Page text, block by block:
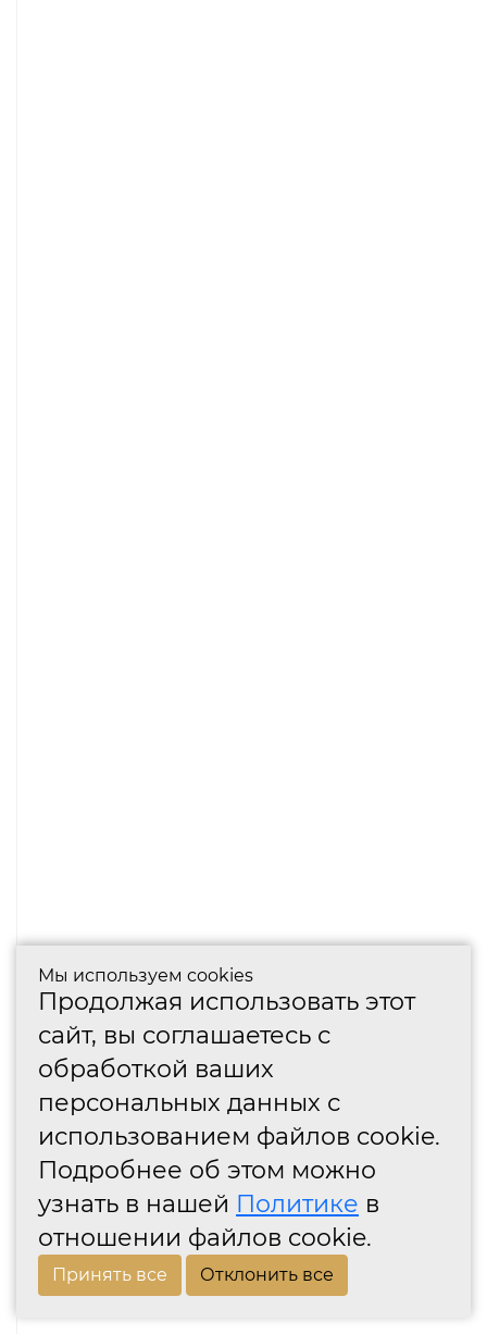
Мы используем cookies
Продолжая использовать этот
сайт, вы соглашаетесь с
обработкой ваших
персональных данных с
использованием файлов cookie.
Подробнее об этом можно
узнать в нашей Политике в
отношении файлов cookie.
Принять все Отклонить все